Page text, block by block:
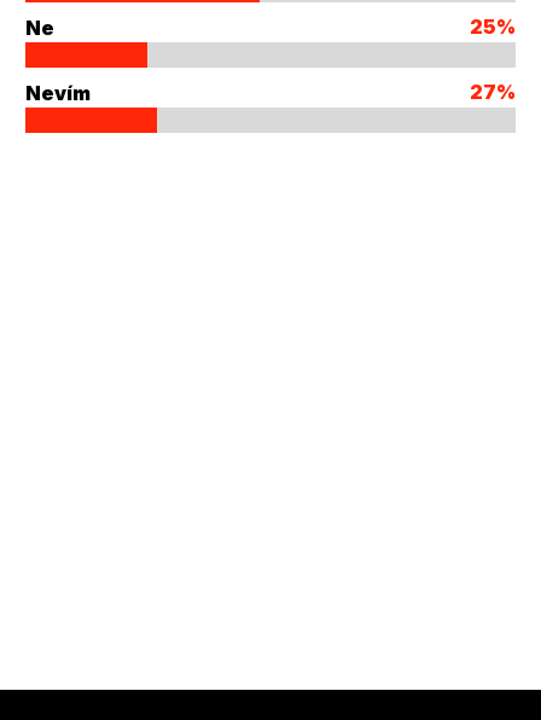
Ne 25%
Nevím 27%